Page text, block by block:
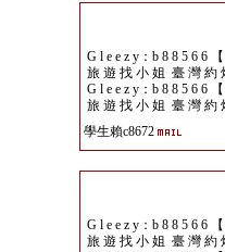
G l e e z y：b 8 8 5 6 6
旅 遊 找 小 姐 臺 灣 約
G l e e z y：b 8 8 5 6 6
旅 遊 找 小 姐 臺 灣 約
學生賴c8672
G l e e z y：b 8 8 5 6 6
旅 遊 找 小 姐 臺 灣 約